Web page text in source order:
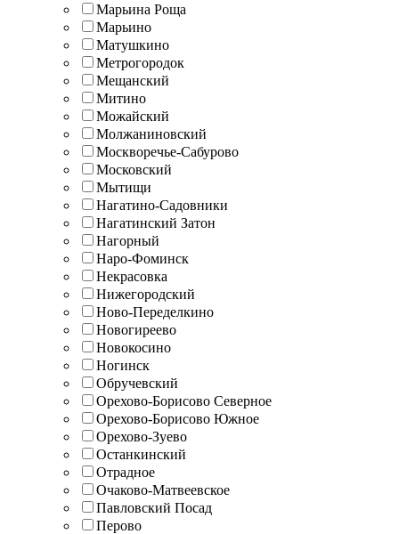
Марьина Роща
Марьино
Матушкино
Метрогородок
Мещанский
Митино
Можайский
Молжаниновский
Москворечье-Сабурово
Московский
Мытищи
Нагатино-Садовники
Нагатинский Затон
Нагорный
Наро-Фоминск
Некрасовка
Нижегородский
Ново-Переделкино
Новогиреево
Новокосино
Ногинск
Обручевский
Орехово-Борисово Северное
Орехово-Борисово Южное
Орехово-Зуево
Останкинский
Отрадное
Очаково-Матвеевское
Павловский Посад
Перово